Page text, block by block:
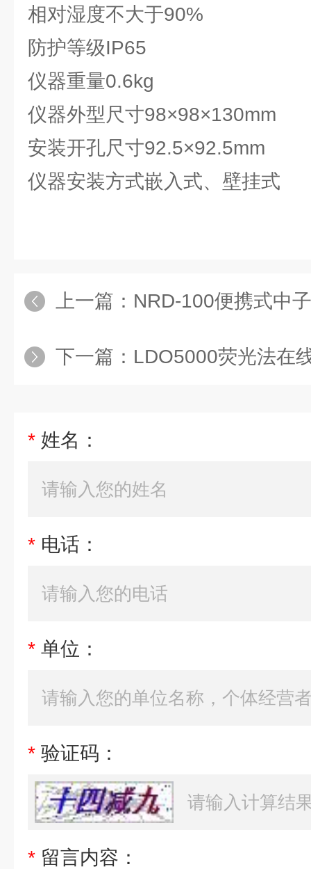
相对湿度不大于90%
防护等级IP65
仪器重量0.6kg
仪器外型尺寸98×98×130mm
安装开孔尺寸92.5×92.5mm
仪器安装方式嵌入式、壁挂式
上一篇： NRD-100便携式中子
下一篇： LDO5000荧光法在
* 姓名：
* 电话：
* 单位：
* 验证码：
* 留言内容：